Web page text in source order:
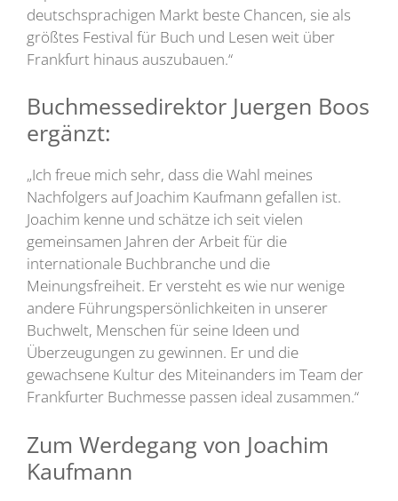
deutschsprachigen Markt beste Chancen, sie als
größtes Festival für Buch und Lesen weit über
Frankfurt hinaus auszubauen.“
Buchmessedirektor Juergen Boos
ergänzt:
„Ich freue mich sehr, dass die Wahl meines
Nachfolgers auf Joachim Kaufmann gefallen ist.
Joachim kenne und schätze ich seit vielen
gemeinsamen Jahren der Arbeit für die
internationale Buchbranche und die
Meinungsfreiheit. Er versteht es wie nur wenige
andere Führungspersönlichkeiten in unserer
Buchwelt, Menschen für seine Ideen und
Überzeugungen zu gewinnen. Er und die
gewachsene Kultur des Miteinanders im Team der
Frankfurter Buchmesse passen ideal zusammen.“
Zum Werdegang von Joachim
Kaufmann